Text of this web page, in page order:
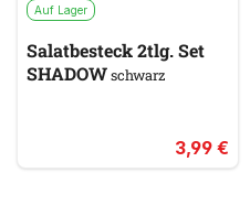
Auf Lager
Salatbesteck 2tlg. Set
SHADOWschwarz
3,99 €